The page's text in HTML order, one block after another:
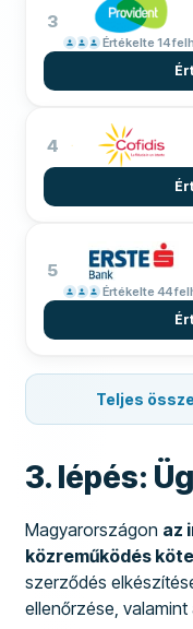
3
Értékelte 14
4
5
Értékelte 44
Teljes
3. lépés:
Magyarországon az
közreműködés
szerződés
ellenőrzése,